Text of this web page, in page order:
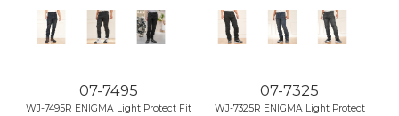
07-7495
WJ-7495R ENIGMA Light Protect Fit
07-7325
WJ-7325R ENIGMA Light Protect